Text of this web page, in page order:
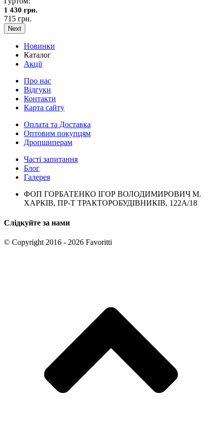
1 430 грн.
715 грн.
Next
Новинки
Каталог
Акції
Про нас
Відгуки
Контакти
Карта сайту
Оплата та Доставка
Оптовим покупцям
Дропшиперам
Часті запитання
Блог
Галерея
ФОП ГОРБАТЕНКО ІГОР ВОЛОДИМИРОВИЧ М.
ХАРКІВ, ПР-Т ТРАКТОРОБУДІВНИКІВ, 122А/18
Слідкуйте за нами
© Copyright 2016 - 2026 Favoritti